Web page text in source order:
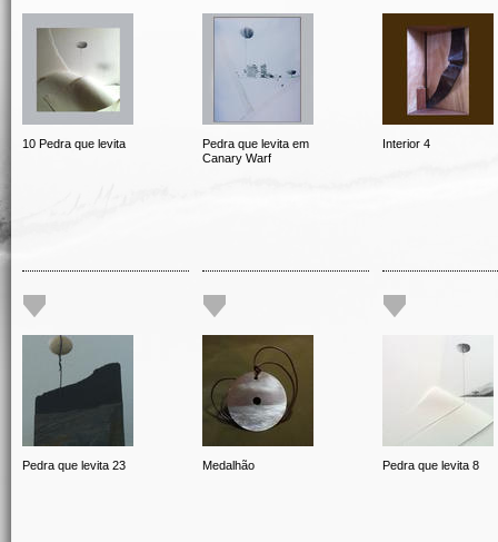
10 Pedra que levita
Pedra que levita em
Canary Warf
Interior 4
Pedra que levita 23 Medalhão Pedra que levita 8